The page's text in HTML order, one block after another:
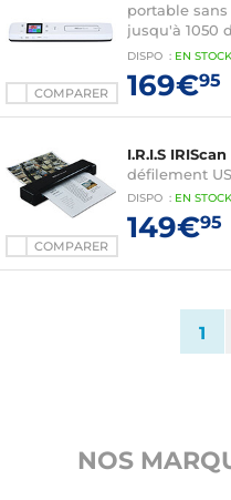
COMPARER
portable
jusqu'à 1050
microSD -
DISPO : EN STOCK
169€95
COMPARER
I.R.I.S
défilement
DISPO : EN STOCK
149€95
1
NOS